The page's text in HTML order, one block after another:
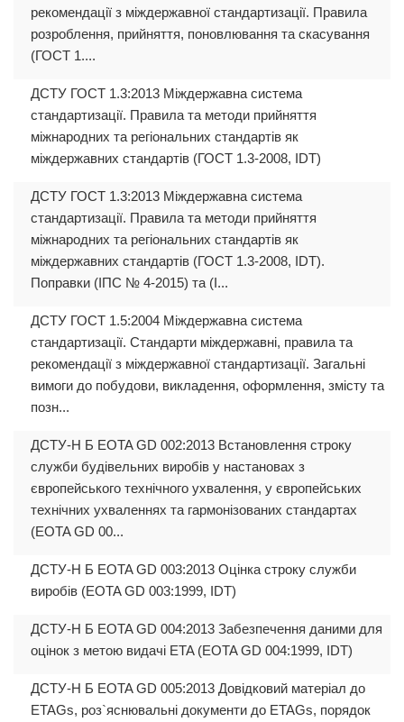
рекомендації з міждержавної стандартизації. Правила
розроблення, прийняття, поновлювання та скасування
(ГОСТ 1....
ДСТУ ГОСТ 1.3:2013 Міждержавна система
стандартизації. Правила та методи прийняття
міжнародних та регіональних стандартів як
міждержавних стандартів (ГОСТ 1.3-2008, IDT)
ДСТУ ГОСТ 1.3:2013 Міждержавна система
стандартизації. Правила та методи прийняття
міжнародних та регіональних стандартів як
міждержавних стандартів (ГОСТ 1.3-2008, IDT).
Поправки (ІПС № 4-2015) та (І...
ДСТУ ГОСТ 1.5:2004 Міждержавна система
стандартизації. Стандарти міждержавні, правила та
рекомендації з міждержавної стандартизації. Загальні
вимоги до побудови, викладення, оформлення, змісту та
позн...
ДСТУ-Н Б EOTA GD 002:2013 Встановлення строку
служби будівельних виробів у настановах з
європейського технічного ухвалення, у європейських
технічних ухваленнях та гармонізованих стандартах
(EOTA GD 00...
ДСТУ-Н Б EOTA GD 003:2013 Оцінка строку служби
виробів (EOTA GD 003:1999, IDT)
ДСТУ-Н Б EOTA GD 004:2013 Забезпечення даними для
оцінок з метою видачі ETA (EOTA GD 004:1999, IDT)
ДСТУ-Н Б EOTA GD 005:2013 Довідковий матеріал до
ETAGs, роз`яснювальні документи до ETAGs, порядок